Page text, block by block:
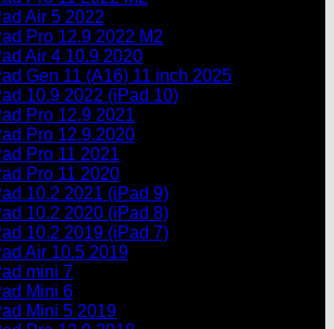
Air 5 2022
Pro 12.9 2022 M2
Air 4 10.9 2020
Gen 11 (A16) 11 inch 2025
10.9 2022 (iPad 10)
Pro 12.9 2021
Pro 12.9.2020
Pro 11 2021
Pro 11 2020
10.2 2021 (iPad 9)
10.2 2020 (iPad 8)
10.2 2019 (iPad 7)
Air 10.5 2019
mini 7
Mini 6
Mini 5 2019